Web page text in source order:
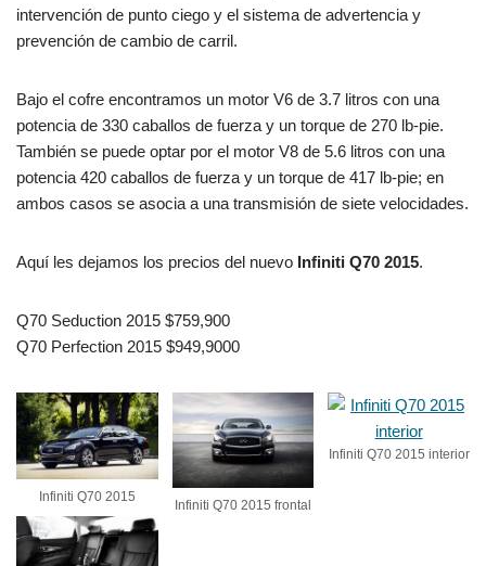
intervención de punto ciego y el sistema de advertencia y
prevención de cambio de carril.
Bajo el cofre encontramos un motor V6 de 3.7 litros con una
potencia de 330 caballos de fuerza y un torque de 270 lb-pie.
También se puede optar por el motor V8 de 5.6 litros con una
potencia 420 caballos de fuerza y un torque de 417 lb-pie; en
ambos casos se asocia a una transmisión de siete velocidades.
Aquí les dejamos los precios del nuevo Infiniti Q70 2015.
Q70 Seduction 2015 $759,900
Q70 Perfection 2015 $949,9000
Infiniti Q70 2015
Infiniti Q70 2015 frontal
Infiniti Q70 2015 interior